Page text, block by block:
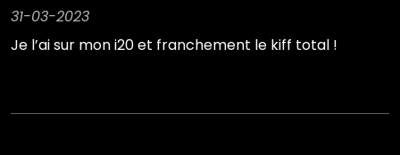
31-03-2023
Je l’ai sur mon i20 et franchement le kiff total !